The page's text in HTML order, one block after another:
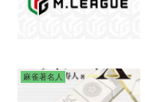
麻雀著名人